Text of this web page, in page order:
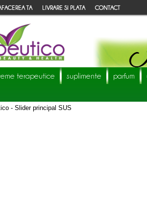
TA LIVRARE SI PLATA CONTACT
terapeutice suplimente parfum